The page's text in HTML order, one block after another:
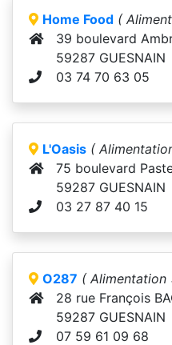
Home Food (
39 boulevard
59287 GUESNAIN
03 74 70 63 05
L'Oasis (
75 boulevard
59287 GUESNAIN
03 27 87 40 15
O287 ( Alimentation
28 rue François
59287 GUESNAIN
07 59 61 09 68